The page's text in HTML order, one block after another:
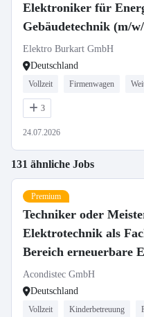
Elektroniker für
Gebäudetechnik (m/
Elektro Burkart GmbH
Deutschland
Vollzeit Firmenwagen
3
24.07.2026
131 ähnliche Jobs
Premium
Techniker oder
Elektrotechnik als
Bereich erneuerbare
(m/w/d)
Acondistec GmbH
Deutschland
Vollzeit Kinderbetreuung